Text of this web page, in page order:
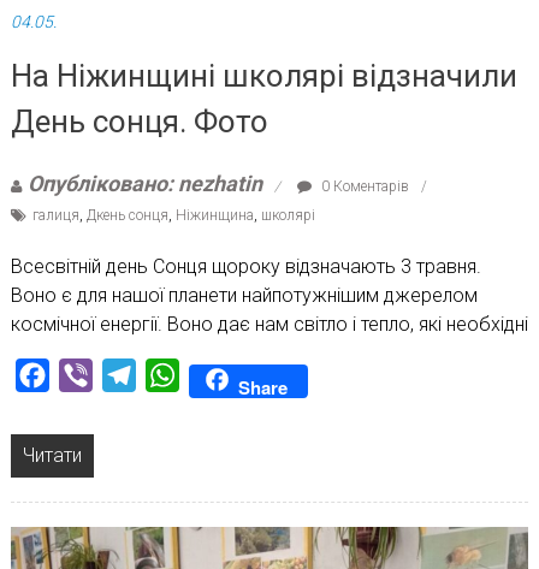
04.05.
На Ніжинщині школярі відзначили
День сонця. Фото
Опубліковано: nezhatin
0 Коментарів
галиця, Дкень сонця, Ніжинщина, школярі
Всесвітній день Сонця щороку відзначають 3 травня.
Воно є для нашої планети найпотужнішим джерелом
космічної енергії. Воно дає нам світло і тепло, які необхідні
Facebook
Viber TelegramWhatsAppShare
Читати